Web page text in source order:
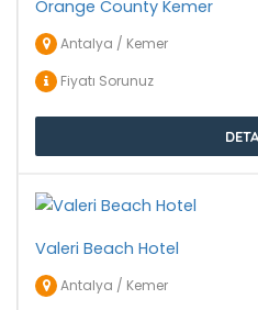
Orange County Kemer
Antalya / Kemer
Fiyatı Sorunuz
Valeri Beach Hotel
Antalya / Kemer